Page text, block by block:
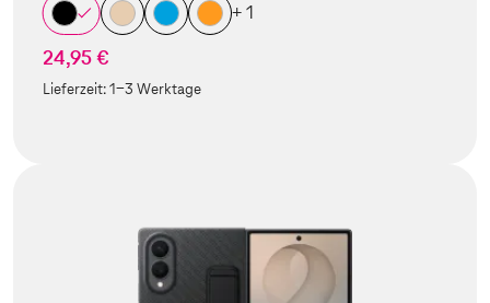
+ 1
24,95 €
Lieferzeit:1-3 Werktage